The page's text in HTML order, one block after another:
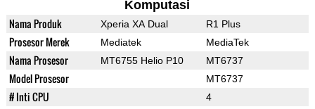
Komputasi
Nama Produk Xperia XA Dual R1 Plus
Prosesor Merek Mediatek MediaTek
Nama Prosesor MT6755 Helio P10 MT6737
Model Prosesor MT6737
# Inti CPU 4